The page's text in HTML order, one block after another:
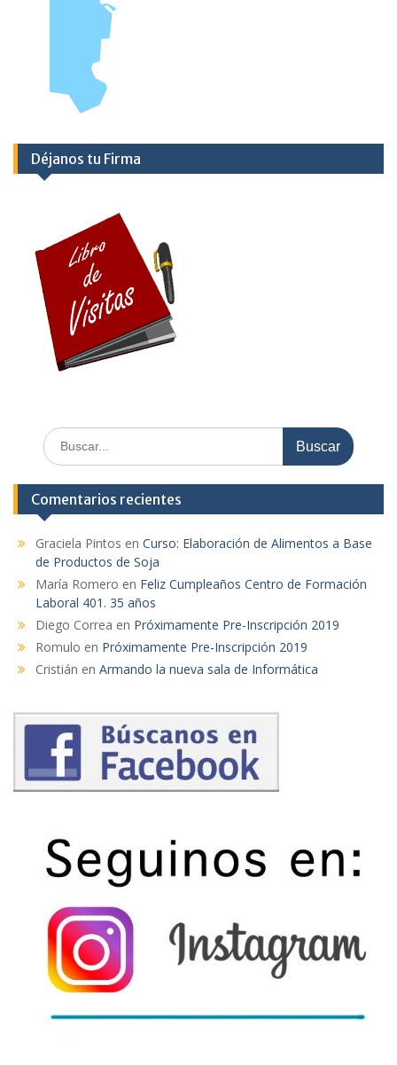
Déjanos tu Firma
Buscar:
Comentarios recientes
Graciela Pintos en Curso: Elaboración de Alimentos a Base
de Productos de Soja
María Romero en Feliz Cumpleaños Centro de Formación
Laboral 401. 35 años
Diego Correa en Próximamente Pre-Inscripción 2019
Romulo en Próximamente Pre-Inscripción 2019
Cristián en Armando la nueva sala de Informática